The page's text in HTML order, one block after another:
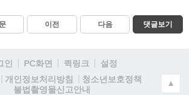
이전 다음 댓글보기
인 PC화면 퀵링크
설정
개인정보처리방침
청소년보호정책
불법촬영물신고안내
▲